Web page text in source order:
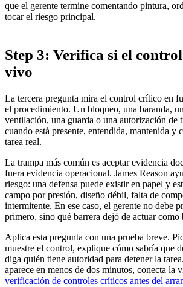
que el gerente termine comentando pintura,
tocar el riesgo principal.
Step 3: Verifica si el
vivo
La tercera pregunta mira el control crítico en
el procedimiento. Un bloqueo, una baranda,
ventilación, una guarda o una autorización de
cuando está presente, entendida, mantenida y
tarea real.
La trampa más común es aceptar evidencia
fuera evidencia operacional. James Reason
riesgo: una defensa puede existir en papel y
campo por presión, diseño débil, falta de
intermitente. En ese caso, el gerente no debe
primero, sino qué barrera dejó de actuar como
Aplica esta pregunta con una prueba breve.
muestre el control, explique cómo sabría que
diga quién tiene autoridad para detener la
aparece en menos de dos minutos, conecta la
verificación de controles críticos antes del